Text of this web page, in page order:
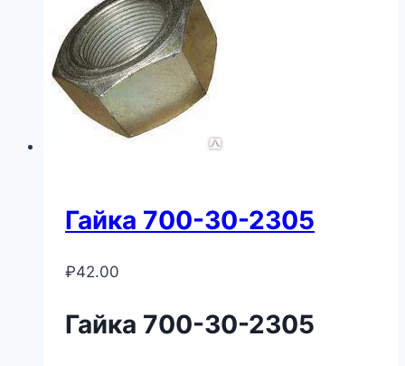
Гайка 700-30-2305
₽42.00
Гайка 700-30-2305